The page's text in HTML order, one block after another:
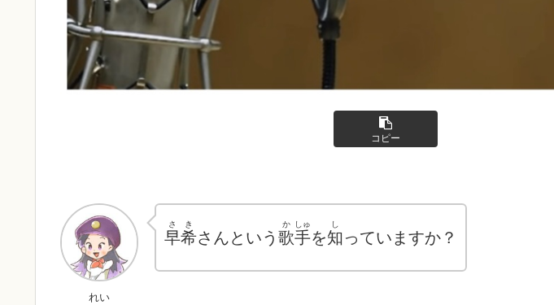
コピー
れい
早
さ
希
き
さんという 歌
か
手
しゅ
を知
し
っていますか？